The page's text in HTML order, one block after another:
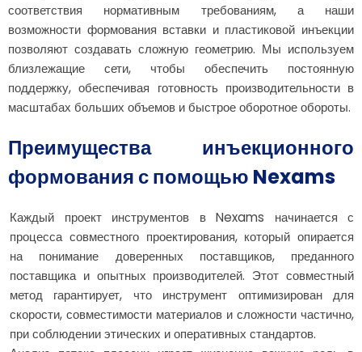
соответствия нормативным требованиям, а наши
возможности формования вставки и пластиковой инъекции
позволяют создавать сложную геометрию. Мы используем
близлежащие сети, чтобы обеспечить постоянную
поддержку, обеспечивая готовность производительности в
масштабах больших объемов и быстрое оборотное обороты.
Преимущества инъекционного
формования с помощью Nexams
Каждый проект инструментов в Nexams начинается с
процесса совместного проектирования, который опирается
на понимание доверенных поставщиков, преданного
поставщика и опытных производителей. Этот совместный
метод гарантирует, что инструмент оптимизирован для
скорости, совместимости материалов и сложности частично,
при соблюдении этических и оперативных стандартов.